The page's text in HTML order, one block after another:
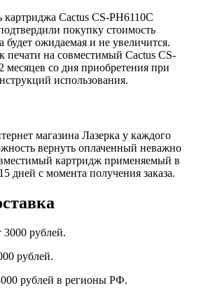
картриджа Cactus CS-PH6110C
покупку стоимость
будет ожидаемая и не увеличится.
печати на совместимый Cactus CS-
месяцев со дня приобретения при
использования.
магазина Лазерка у каждого
вернуть оплаченный неважно
картридж применяемый в
дней с момента получения заказа.
3000 рублей.
рублей.
рублей в регионы РФ.